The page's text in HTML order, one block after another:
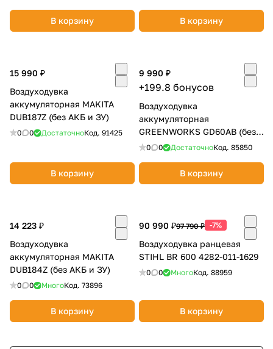
В корзину В корзину
15 990 ₽
Воздуходувка
аккумуляторная MAKITA
DUB187Z (без АКБ и ЗУ)
0 0 ДостаточноКод. 91425
В корзину
9 990 ₽
+199.8 бонусов
Воздуходувка
аккумуляторная
GREENWORKS GD60AB (без
АКБ и ЗУ) 2405607
0 0 ДостаточноКод. 85850
В корзину
14 223 ₽
Воздуходувка
аккумуляторная MAKITA
DUB184Z (без АКБ и ЗУ)
0 0 МногоКод. 73896
В корзину
90 990 ₽97 790 ₽ -7%
Воздуходувка ранцевая
STIHL BR 600 4282-011-1629
0 0 МногоКод. 88959
В корзину